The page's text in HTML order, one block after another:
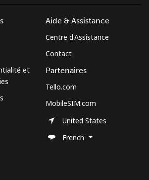
Bonjour!
Rappel du mot de passe →
et
Aide & Assistance
Centre d'Assistance
Contact
Partenaires
Tello.com
MobileSIM.com
United States
French